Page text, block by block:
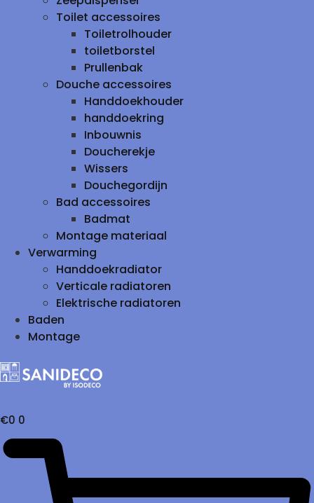
Toilet accessoires
Toiletrolhouder
toiletborstel
Prullenbak
Douche accessoires
Handdoekhouder
handdoekring
Inbouwnis
Doucherekje
Wissers
Douchegordijn
Bad accessoires
Badmat
Montage materiaal
Verwarming
Handdoekradiator
Verticale radiatoren
Elektrische radiatoren
Baden
Montage
€0 0